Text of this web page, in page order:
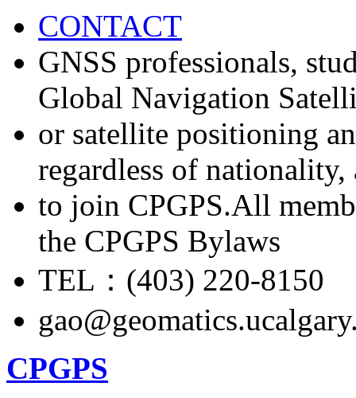
CONTACT
GNSS professionals,
Global Navigation
or satellite positioning
regardless of nationality,
to join CPGPS.All
the CPGPS Bylaws
TEL：(403) 220-8150
CPGPS